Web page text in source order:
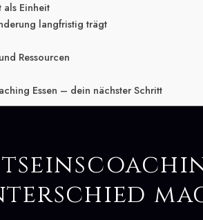
als Einheit
langfristig trägt
Ressourcen
Essen – dein nächster Schritt